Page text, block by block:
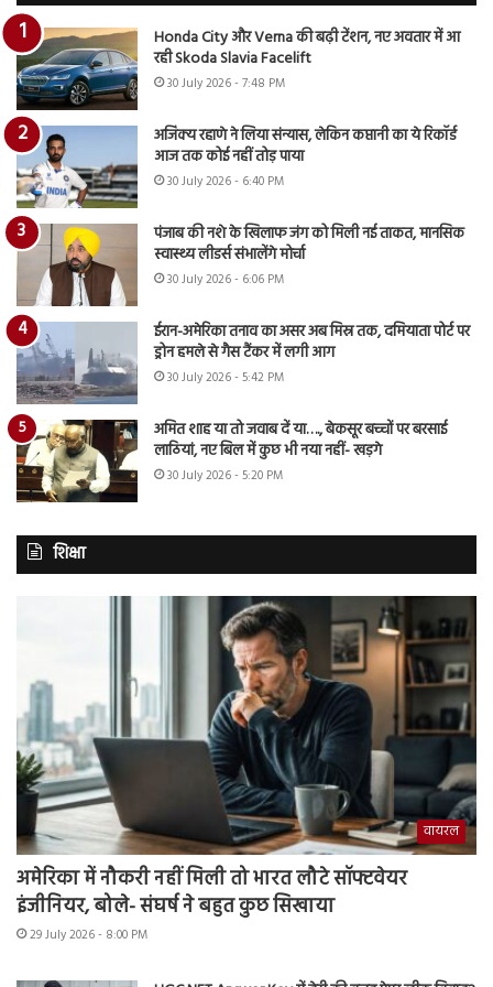
Honda City और Verna की बढ़ी टेंशन, नए अवतार में आ
रही Skoda Slavia Facelift
30 July 2026 - 7:48 PM
अजिंक्य रहाणे ने लिया संन्यास, लेकिन कप्तानी का ये रिकॉर्ड
आज तक कोई नहीं तोड़ पाया
30 July 2026 - 6:40 PM
पंजाब की नशे के खिलाफ जंग को मिली नई ताकत, मानसिक
स्वास्थ्य लीडर्स संभालेंगे मोर्चा
30 July 2026 - 6:06 PM
ईरान-अमेरिका तनाव का असर अब मिस्र तक, दमियाता पोर्ट पर
ड्रोन हमले से गैस टैंकर में लगी आग
30 July 2026 - 5:42 PM
अमित शाह या तो जवाब दें या…., बेकसूर बच्चों पर बरसाई
लाठियां, नए बिल में कुछ भी नया नहीं- खड़गे
30 July 2026 - 5:20 PM
शिक्षा
वायरल
अमेरिका में नौकरी नहीं मिली तो भारत लौटे सॉफ्टवेयर
इंजीनियर, बोले- संघर्ष ने बहुत कुछ सिखाया
29 July 2026 - 8:00 PM